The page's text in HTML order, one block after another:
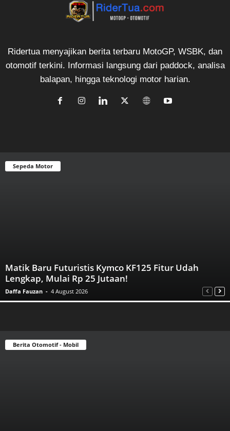
Ridertua menyajikan berita terbaru MotoGP, WSBK, dan
otomotif terkini. Informasi langsung dari paddock, analisa
balapan, hingga teknologi motor harian.
Sepeda Motor
Matik Baru Futuristis Kymco KF125 Fitur Udah
Lengkap, Mulai Rp 25 Jutaan!
Daffa Fauzan - 4 August 2026
Berita Otomotif - Mobil